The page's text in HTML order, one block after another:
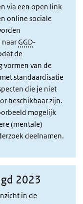
via een open link
online sociale
naarGGD-
de
vormen van de
standaardisatie
die je niet
beschikbaar zijn.
mogelijk
(mentale)
deelnamen.
2023
in de